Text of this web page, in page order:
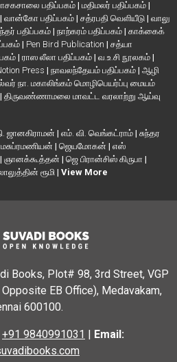
பதிப்பகம் | மதிமலர் பதிப்பகம் |
| வான்கோ பதிப்பகம் | சத்ரபதி வெளியீடு | வாலு
பதிப்பகம் | நாற்கரம் பதிப்பகம் | காக்கைக்
| Pen Bird Publication | சத்யா
| ராஸ லீலா பதிப்பகம் | வ.உ.சி நூலகம் |
Press | நாவலந்தேயம் பதிப்பகம் | ஆழி
நா. மகாலிங்கம் மொழிபெயர்ப்பு மையம்
| திருவண்ணாமலை மாவட்ட வரலாற்று ஆய்வு
ஜானகிராமன் | எம். வி. வெங்கட்ராம் | சுந்தர
| ஜெயமோகன் | எஸ்
| ஞானக்கூத்தன் | ஜெ பிரான்சிஸ் கிருபா |
ரூமி | View More
Books, Plot# 98, 3rd Street, VGP
Opposite EB Office), Medavakam,
600100.
+91 9840991031 | Email: